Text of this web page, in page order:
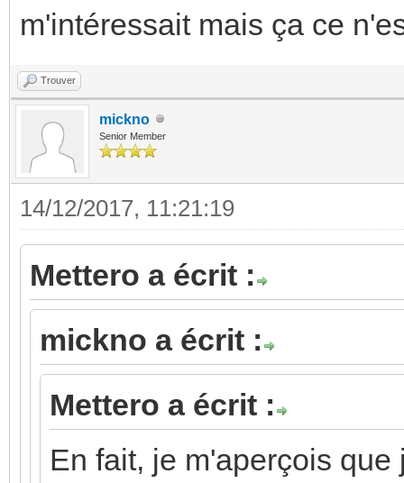
m'intéressait mais ça ce
Trouver
mickno
Senior Member
14/12/2017, 11:21:19
Mettero a écrit :
mickno a écrit :
Mettero a écrit :
En fait, je m'aperçois